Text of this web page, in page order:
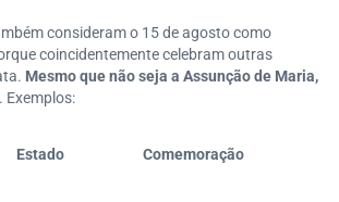
consideram o 15 de agosto como
coincidentemente celebram outras
Mesmo que não seja a Assunção de Maria,
. Exemplos:
Estado Comemoração